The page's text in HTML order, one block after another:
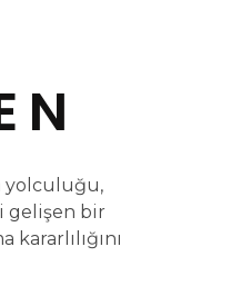
yolculuğu,
gelişen bir
kararlılığını